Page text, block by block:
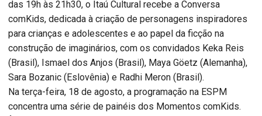
das 19h às 21h30, o Itaú Cultural recebe a Conversa
comKids, dedicada à criação de personagens inspiradores
para crianças e adolescentes e ao papel da ficção na
construção de imaginários, com os convidados Keka Reis
(Brasil), Ismael dos Anjos (Brasil), Maya Göetz (Alemanha),
Sara Bozanic (Eslovênia) e Radhi Meron (Brasil).
Na terça-feira, 18 de agosto, a programação na ESPM
concentra uma série de painéis dos Momentos comKids.